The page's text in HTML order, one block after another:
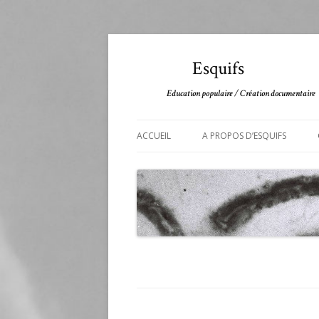
Esquifs
Education populaire / Création documentaire
ACCUEIL A PROPOS D’ESQUIFS